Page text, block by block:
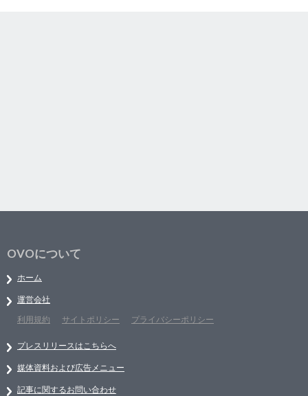
OVOについて
ホーム
運営会社
利用規約
サイトポリシー プライバシーポリシー
プレスリリースはこちらへ
媒体資料および広告メニュー
記事に関するお問い合わせ